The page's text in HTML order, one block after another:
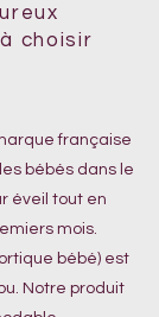
choisir
française
bébés dans le
éveil tout en
mois.
bébé) est
Notre produit